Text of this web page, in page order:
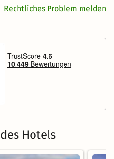
Rechtliches Problem melden
Hotels